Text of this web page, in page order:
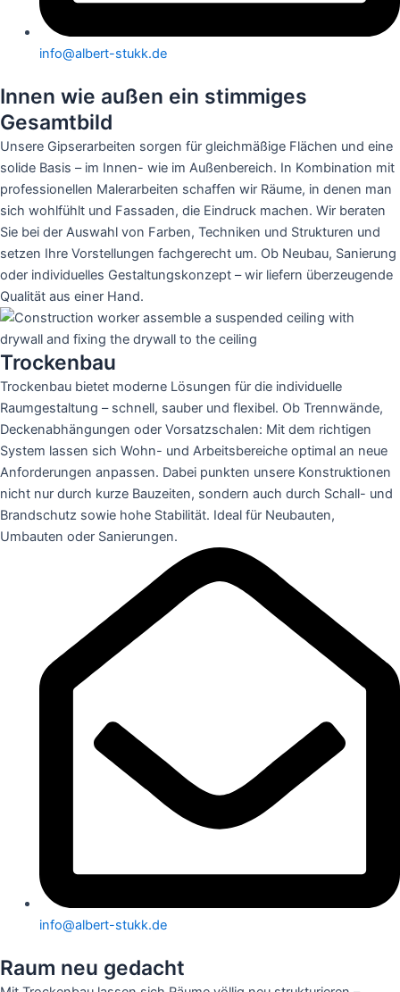
info@albert-stukk.de
Innen wie außen ein stimmiges
Gesamtbild
Unsere Gipserarbeiten sorgen für gleichmäßige Flächen und eine
solide Basis – im Innen- wie im Außenbereich. In Kombination mit
professionellen Malerarbeiten schaffen wir Räume, in denen man
sich wohlfühlt und Fassaden, die Eindruck machen. Wir beraten
Sie bei der Auswahl von Farben, Techniken und Strukturen und
setzen Ihre Vorstellungen fachgerecht um. Ob Neubau, Sanierung
oder individuelles Gestaltungskonzept – wir liefern überzeugende
Qualität aus einer Hand.
Trockenbau
Trockenbau bietet moderne Lösungen für die individuelle
Raumgestaltung – schnell, sauber und flexibel. Ob Trennwände,
Deckenabhängungen oder Vorsatzschalen: Mit dem richtigen
System lassen sich Wohn- und Arbeitsbereiche optimal an neue
Anforderungen anpassen. Dabei punkten unsere Konstruktionen
nicht nur durch kurze Bauzeiten, sondern auch durch Schall- und
Brandschutz sowie hohe Stabilität. Ideal für Neubauten,
Umbauten oder Sanierungen.
info@albert-stukk.de
Raum neu gedacht